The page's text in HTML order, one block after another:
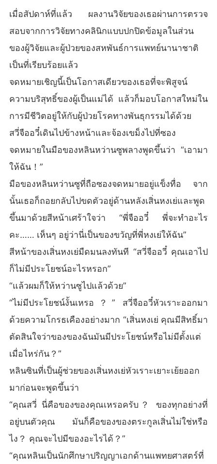
เมื่อสัปดาห์ที่แล้ว ผลงานวิจัยของเธอผ่านการตรวจ
สอบจากการวิจัยทางคลินิกแบบปกปิดข้อมูลในส่วน
ของผู้วิจัยและผู้ป่วยของสหพันธ์การแพทย์นานาชาติ
เป็นที่เรียบร้อยแล้ว
จดหมายเชิญนี้เป็นโอกาสเดียวของเธอที่จะพิสูจน์
ความบริสุทธิ์ของผู้เป็นแม่ได้ แล้วก็มอบโอกาสใหม่ใน
การมีชีวิตอยู่ให้กับผู้ป่วยโรคทางพันธุกรรมได้ด้วย
สวี่จืออวี๋เดินไปข้างหน้าและจ้องเขม็งไปที่ซอง
จดหมายในมือของหลินหว่านซูพลางพูดขึ้นว่า “เอามา
ให้ฉัน！”
มือของหลินหว่านซูที่ถือซองจดหมายอยู่แข็งทื่อ จาก
นั้นเธอก็ถอยกลับไปขดตัวอยู่ด้านหลังเสิ่นหงเย่และพูด
ขึ้นมาด้วยสีหน้าเศร้าใจว่า “พี่จืออวี๋ พี่จะทำอะไร
คะ…… เห็นๆ อยู่ว่านี่เป็นของขวัญที่พี่หงเย่ให้ฉัน”
สีหน้าของเสิ่นหงเย่มืดมนลงทันที “สวี่จืออวี๋ คุณเอาไป
ก็ไม่มีประโยชน์อะไรหรอก”
“แล้วผมก็ให้หว่านซูไปแล้วด้วย”
“ไม่มีประโยชน์งั้นเหรอ？” สวี่จืออวี๋หัวเราะออกมา
ด้วยความโกรธเคืองอย่างมาก “เสิ่นหงเย่ คุณมีสิทธิ์มา
ตัดสินใจว่าของของฉันมันมีประโยชน์หรือไม่มีตั้งแต่
เมื่อไหร่กัน？”
หลินซินที่เป็นผู้ช่วยของเสิ่นหงเย่หัวเราะเยาะเย้ยออก
มาก่อนจะพูดขึ้นว่า
“คุณสวี่ นี่คือของของคุณเหรอครับ？ ของทุกอย่างที่
อยู่บนตัวคุณ มันก็คือของของตระกูลเสิ่นไม่ใช่หรือ
ไง？ คุณจะไปมีของอะไรได้？”
“คุณหลินเป็นนักศึกษาปริญญาเอกด้านแพทยศาสตร์ที่